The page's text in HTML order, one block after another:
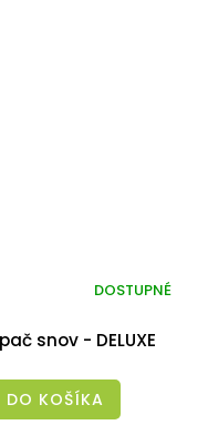
snov - DELUXE
DOSTUPNÉ
DO KOŠÍKA